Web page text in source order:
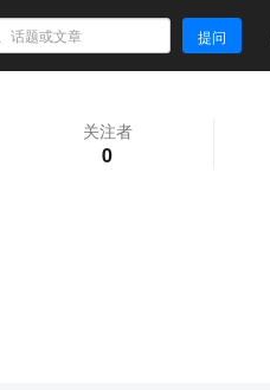
提问
关注者
0